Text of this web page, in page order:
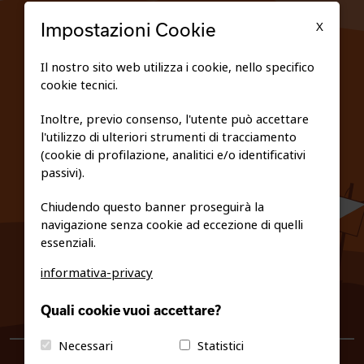
PRIVACY E COOKIE POLICY
info@fiso.it|fiso@pec-mail.eu
X
Impostazioni Cookie
Il nostro sito web utilizza i cookie, nello specifico
cookie tecnici.
Inoltre, previo consenso, l'utente può accettare
l'utilizzo di ulteriori strumenti di tracciamento
(cookie di profilazione, analitici e/o identificativi
passivi).
Chiudendo questo banner proseguirà la
navigazione senza cookie ad eccezione di quelli
essenziali.
informativa-privacy
Quali cookie vuoi accettare?
Necessari Statistici